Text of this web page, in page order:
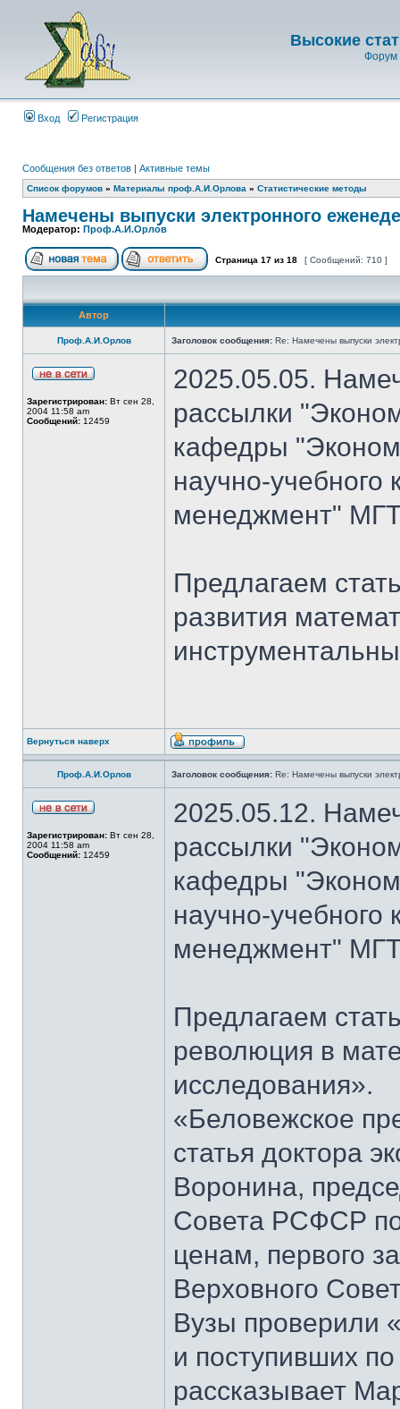
Высокие
Форум
Вход Регистрация
Сообщения без ответов | Активные темы
Список форумов » Материалы проф.А.И.Орлова » Статистические методы
Намечены выпуски электронного
Модератор: Проф.А.И.Орлов
Страница 17 из 18 [ Сообщений: 710 ]
Автор
Проф.А.И.Орлов Заголовок сообщения: Re: Намечены выпуски
Зарегистрирован: Вт сен 28,
2004 11:58 am
Сообщений: 12459
2025.05.05.
рассылки
кафедры
научно-
менеджмент"
Предлагаем
развития
Вернуться наверх
Проф.А.И.Орлов Заголовок сообщения: Re: Намечены выпуски
Зарегистрирован: Вт сен 28,
2004 11:58 am
Сообщений: 12459
2025.05.12.
рассылки
кафедры
научно-
менеджмент"
Предлагаем
революция в
исследования».
«Беловежское
статья доктора
Воронина,
Совета РСФСР
ценам, первого
Верховного
Вузы проверили
и поступивших
рассказывает